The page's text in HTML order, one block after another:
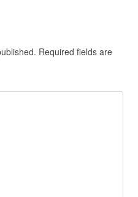
Required fields are